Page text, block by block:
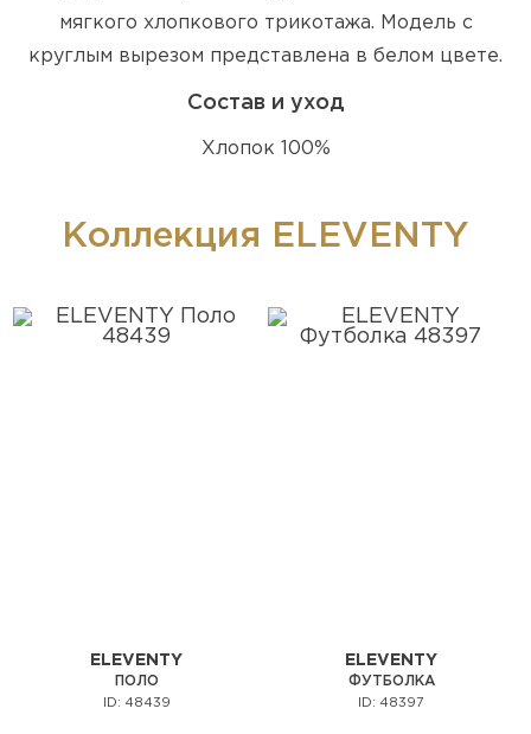
мягкого хлопкового трикотажа. Модель с
круглым вырезом представлена в белом цвете.
Состав и уход
Хлопок 100%
Коллекция ELEVENTY
ELEVENTY
ПОЛО
ID: 48439
ELEVENTY
ФУТБОЛКА
ID: 48397